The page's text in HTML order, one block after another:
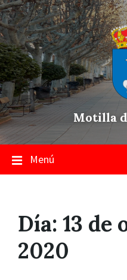
Skip
to
content
Saltar
a
la
navegación
principal
Saltar
a
pie
de
página
Motilla
Menú
Día: 13 de
2020